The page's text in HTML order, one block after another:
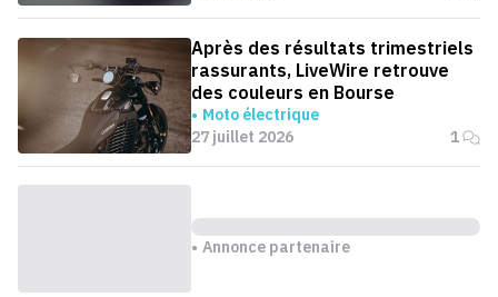
Après des résultats trimestriels
rassurants, LiveWire retrouve
des couleurs en Bourse
Moto électrique
27 juillet 2026
1
Annonce partenaire